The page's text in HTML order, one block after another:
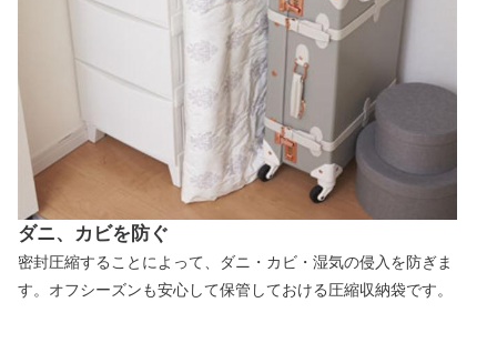
ダニ、カビを防ぐ
密封圧縮することによって、ダニ・カビ・湿気の侵入を防ぎま
す。オフシーズンも安心して保管しておける圧縮収納袋です。